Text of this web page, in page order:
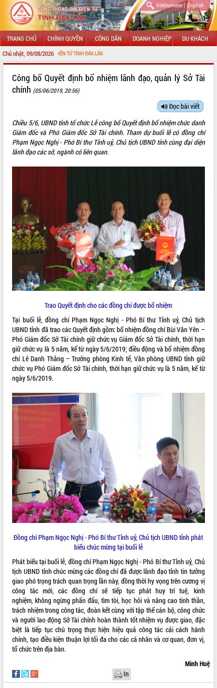
Vietnamese| English
TRANG CHỦ CHÍNH QUYỀN CÔNG DÂN DOANH NGHIỆP DU KHÁCH
Chủ nhật, 09/08/2026
THÔNG TIN ĐIỆN TỬ TỈNH ĐẮK LẮK
LÃNH ĐẠO UBND TỈNH
SỞ, BAN, NGÀNH
UBND CÁC XÃ, PHƯỜNG
VĂN BẢN HĐND TỈNH
ĐIỂM TIN VĂN BẢN
QUY HOẠCH - KẾ HOẠCH
VIDEO
Loading the player...
Trailer Lễ hội Sầu riêng Đắk Lắk năm
2026
Khám bệnh, cấp phát thuốc miễn phí
và tặng quà người dân xã Cư Pui
Hội nghị UBND tỉnh Đắk Lắk thường kỳ
tháng 7/2026
Lễ truy tặng danh hiệu “Bà Mẹ Việt
Nam Anh hùng” và trao Huân chương
Lao động
UBND tỉnh Đắk Lắk triển khai nhiệm
vụ 6 tháng cuối năm 2026
Kỳ họp thứ Hai, Hội đồng nhân dân
tỉnh khóa XI quyết nghị nhiều nội dung
quan trọng
Bí thư Tỉnh ủy Lương Nguyễn Minh
Triết thăm, tặng quà người có công với
cách mạng
văn hóa, thể thao đáp ứng yêu cầu
phát triển mới
LIÊN KẾT WEB
Công bố Quyết định bổ nhiệm lãnh đạo, quản lý Sở Tài
chính (05/06/2019, 20:56)
Đọc bài viết
Chiều 5/6, UBND tỉnh tổ chức Lễ công bố Quyết định bổ nhiệm chức danh
Giám đốc và Phó Giám đốc Sở Tài chính. Tham dự buổi lễ có đồng chí
Phạm Ngọc Nghị - Phó Bí thư Tỉnh uỷ, Chủ tịch UBND tỉnh cùng đại diện
lãnh đạo các sở, ngành có liên quan.
Trao Quyết định cho các đồng chí được bổ nhiệm
Tại buổi lễ, đồng chí Phạm Ngọc Nghị - Phó Bí thư Tỉnh uỷ, Chủ tịch
UBND tỉnh đã trao các Quyết định gồm: bổ nhiệm đồng chí Bùi Văn Yên –
Phó Giám đốc Sở Tài chính giữ chức vụ Giám đốc Sở Tài chính, thời hạn
giữ chức vụ là 5 năm, kể từ ngày 5/6/2019; điều động và bổ nhiệm đồng
chí Lê Danh Thắng – Trưởng phòng Kinh tế, Văn phòng UBND tỉnh giữ
chức vụ Phó Giám đốc Sở Tài chính, thời hạn giữ chức vụ là 5 năm, kể từ
ngày 5/6/2019.
Đồng chí Phạm Ngọc Nghị - Phó Bí thư Tỉnh uỷ, Chủ tịch UBND tỉnh phát
biểu chúc mừng tại buổi lễ
Phát biểu tại buổi lễ, đồng chí Phạm Ngọc Nghị - Phó Bí thư Tỉnh uỷ, Chủ
tịch UBND tỉnh chúc mừng các đồng chí đã được lãnh đạo tỉnh tin tưởng
giao phó trọng trách quan trọng lần này, đồng thời hy vọng trên cương vị
công tác mới, các đồng chí sẽ tiếp tục phát huy trí tuệ, kinh
nghiệm, không ngừng phấn đấu, tìm tòi, học hỏi và nâng cao tinh thần,
trách nhiệm trong công tác, đoàn kết cùng với tập thể cán bộ, công chức
và người lao động Sở Tài chính hoàn thành tốt nhiệm vụ được giao, đặc
biệt là tiếp tục chú trọng thực hiện hiệu quả công tác cải cách hành
chính, tạo điều kiện thuận lợi tối đa cho các cá nhân và cơ quan, đơn vị,
tổ chức trên địa bàn.
Minh Huệ
In